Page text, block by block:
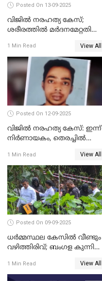
Posted On 13-09-2025
വിജില്‍ നരഹത്യ കേസ്;
ശരീരത്തില്‍ മര്‍ദനമേറ്റതിന്റെ
റിപ്പോർട്ട് പുറത്ത്
1 Min Read View All
Posted On 12-09-2025
വിജിൽ നരഹത്യ കേസ്: ഇന്ന്
നിർണായകം, തെരച്ചിൽ
1 Min Read View All
Posted On 09-09-2025
ധർമ്മസ്ഥല കേസിൽ വീണ്ടും
വഴിത്തിരിവ്; ബംഗള കുന്നിൽ
കണ്ടെത്തി
1 Min Read View All